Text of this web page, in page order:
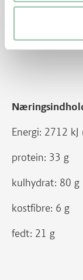
Nu hedder det
bacon fra svin.
Energi: 2712 kJ
protein: 33 g
kulhydrat: 80 g
kostfibre: 6 g
fedt: 21 g